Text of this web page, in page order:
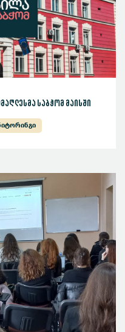
საბჭომ მაისში